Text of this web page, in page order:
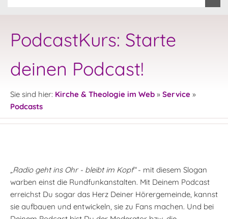
PodcastKurs: Starte
deinen Podcast!
Sie sind hier: Kirche & Theologie im Web » Service »
Podcasts
„Radio geht ins Ohr - bleibt im Kopf“- mit diesem Slogan
warben einst die Rundfunkanstalten. Mit Deinem Podcast
erreichst Du sogar das Herz Deiner Hörergemeinde, kannst
sie aufbauen und entwickeln, sie zu Fans machen. Und bei